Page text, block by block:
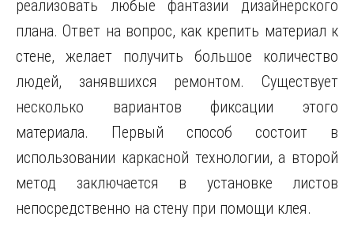
реализовать любые фантазии дизайнерского
плана. Ответ на вопрос, как крепить материал к
стене, желает получить большое количество
людей, занявшихся ремонтом. Существует
несколько вариантов фиксации этого
материала. Первый способ состоит в
использовании каркасной технологии, а второй
метод заключается в установке листов
непосредственно на стену при помощи клея.